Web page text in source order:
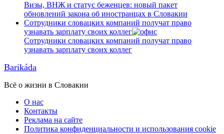
Визы, ВНЖ и статус беженцев: новый пакет
обновлений закона об иностранцах в Словакии
Сотрудники словацких компаний получат право
узнавать зарплату своих коллег
Сотрудники словацких компаний получат право
узнавать зарплату своих коллег
Barikáda
Всё о жизни в Словакии
О нас
Контакты
Реклама на сайте
Политика конфиденциальности и использования cookie